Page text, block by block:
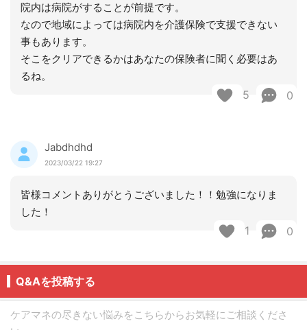
院内は病院がすることが前提です。
なので地域によっては病院内を介護保険で支援できない
事もあります。
そこをクリアできるかはあなたの保険者に聞く必要はあ
るね。
5 0
Jabdhdhd
2023/03/22 19:27
皆様コメントありがとうございました！！勉強になりま
した！
1 0
Q&Aを投稿する